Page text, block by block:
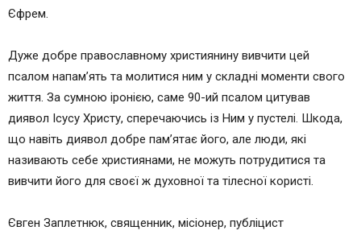
Єфрем.
Дуже добре православному християнину вивчити цей
псалом напам’ять та молитися ним у складні моменти свого
життя. За сумною іронією, саме 90-ий псалом цитував
диявол Ісусу Христу, сперечаючись із Ним у пустелі. Шкода,
що навіть диявол добре пам’ятає його, але люди, які
називають себе християнами, не можуть потрудитися та
вивчити його для своєї ж духовної та тілесної користі.
Євген Заплетнюк, священник, місіонер, публіцист